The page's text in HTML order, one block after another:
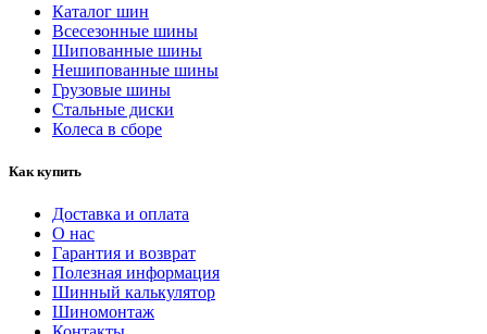
Каталог шин
Всесезонные шины
Шипованные шины
Нешипованные шины
Грузовые шины
Стальные диски
Колеса в сборе
Как купить
Доставка и оплата
О нас
Гарантия и возврат
Полезная информация
Шинный калькулятор
Шиномонтаж